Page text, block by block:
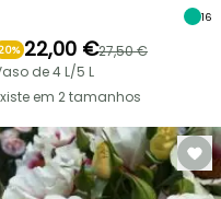
16
22,00 €27,50 €
de 4 L/5 L
em 2 tamanhos